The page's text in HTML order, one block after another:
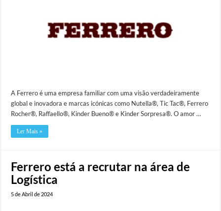
A Ferrero é uma empresa familiar com uma visão verdadeiramente
global e inovadora e marcas icónicas como Nutella®, Tic Tac®, Ferrero
Rocher®, Raffaello®, Kinder Bueno® e Kinder Sorpresa®. O amor …
Ler Mais »
Ferrero está a recrutar na área de
Logística
5 de Abril de 2024